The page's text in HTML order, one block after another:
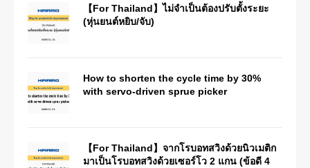
【For Thailand】ไม่จำเป็นต้องปรับตั้งระยะ
(หุ่นยนต์หยิบ/จับ)
How to shorten the cycle time by 30%
with servo-driven sprue picker
【For Thailand】จากโรบอทสวิงด้วยนิวเมติก
มาเป็นโรบอทสวิงด้วยเซอร์โว 2 แกน (ข้อดี 4